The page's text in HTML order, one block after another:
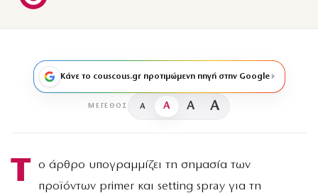
Κάνε το couscous.gr προτιμώμενη πηγή στην Google
ΜΈΓΕΘΟΣ A A A A
Τ
ο άρθρο υπογραμμίζει τη σημασία των
προϊόντων primer και setting spray για τη